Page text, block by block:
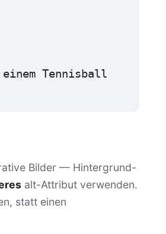
Bilder — Hintergrund-
alt-Attribut verwenden.
statt einen